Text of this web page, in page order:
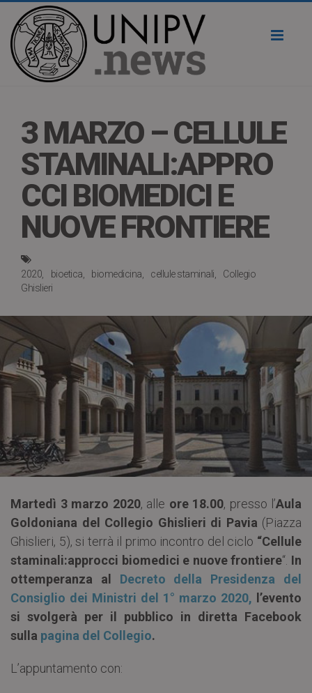
3 MARZO – CELLULE
STAMINALI:APPRO
CCI BIOMEDICI E
NUOVE FRONTIERE
2020 bioetica biomedicina cellule staminali
Collegio
Ghislieri
Martedì 3 marzo 2020, alle ore 18.00, presso l’Aula
Goldoniana del Collegio Ghislieri di Pavia (Piazza
Ghislieri, 5), si terrà il primo incontro del ciclo “Cellule
staminali:approcci biomedici e nuove frontiere“. In
ottemperanza al Decreto della Presidenza del
Consiglio dei Ministri del 1° marzo 2020, l’evento
si svolgerà per il pubblico in diretta Facebook
sulla pagina del Collegio.
L’appuntamento con: